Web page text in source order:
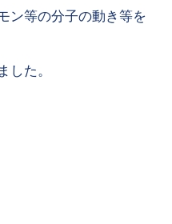
ン等の分子の動き等を
た。